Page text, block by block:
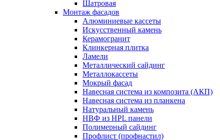
Шатровая
Монтаж фасадов
Алюминиевые кассеты
Искусственный камень
Керамогранит
Клинкерная плитка
Ламели
Металлический сайдинг
Металлокассеты
Мокрый фасад
Навесная система из композита (АКП)
Навесная система из планкена
Натуральный камень
НВФ из HPL панели
Полимерный сайдинг
Профлист (профнастил)